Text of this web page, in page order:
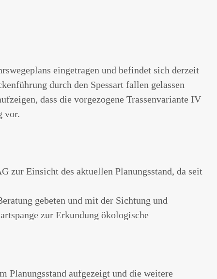
eingetragen und befindet sich derzeit
durch den Spessart fallen gelassen
dass die vorgezogene Trassenvariante IV
vor.
zur Einsicht des aktuellen Planungsstand, da seit
gebeten und mit der Sichtung und
zur Erkundung ökologische
Planungsstand aufgezeigt und die weitere